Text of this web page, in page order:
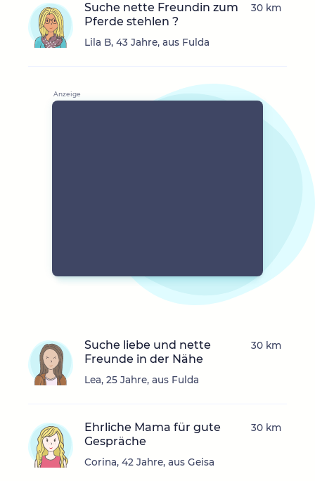
Suche nette Freundin zum
Pferde stehlen ?
Lila B, 43 Jahre, aus Fulda
30 km
Suche liebe und nette
Freunde in der Nähe
Lea, 25 Jahre, aus Fulda
30 km
Ehrliche Mama für gute
Gespräche
Corina, 42 Jahre, aus Geisa
30 km